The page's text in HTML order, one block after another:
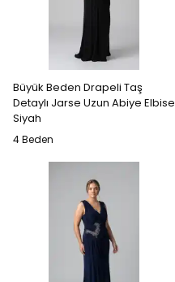
Büyük Beden Drapeli Taş
Detaylı Jarse Uzun Abiye Elbise
Siyah
4 Beden